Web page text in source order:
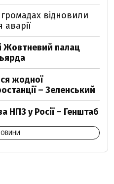
громадах відновили
аварії
Жовтневий палац
жодної
– Зеленський
НПЗ у Росії – Генштаб